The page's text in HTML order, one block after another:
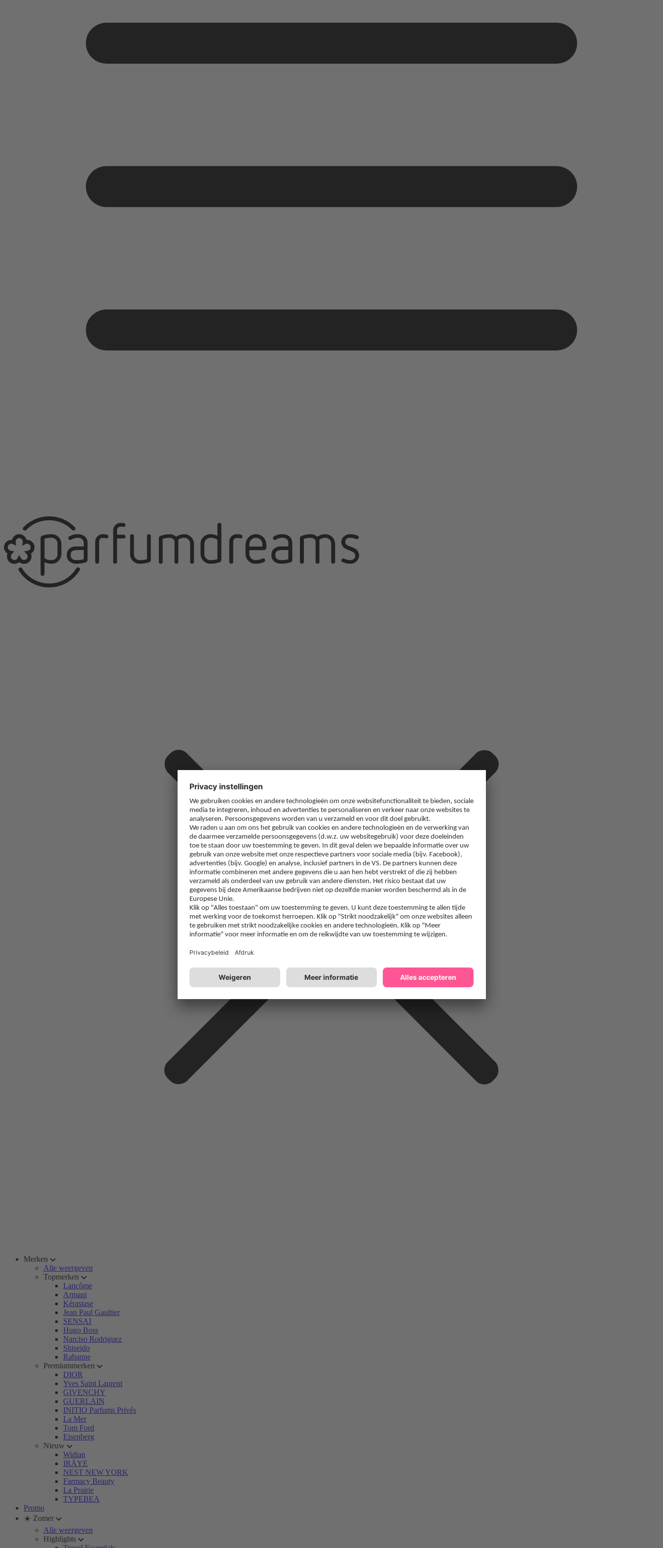
Merken
Alle weergeven
Topmerken
Lancôme
Armani
Kérastase
Jean Paul Gaultier
SENSAI
Hugo Boss
Narciso Rodriguez
Shiseido
Rabanne
Premiummerken
DIOR
Yves Saint Laurent
GIVENCHY
GUERLAIN
INITIO Parfums Privés
La Mer
Tom Ford
Eisenberg
Nieuw
Widian
IRÄYE
NEST NEW YORK
Farmacy Beauty
La Prairie
TYPEBEA
Promo
☀️ Zomer
Alle weergeven
Highlights